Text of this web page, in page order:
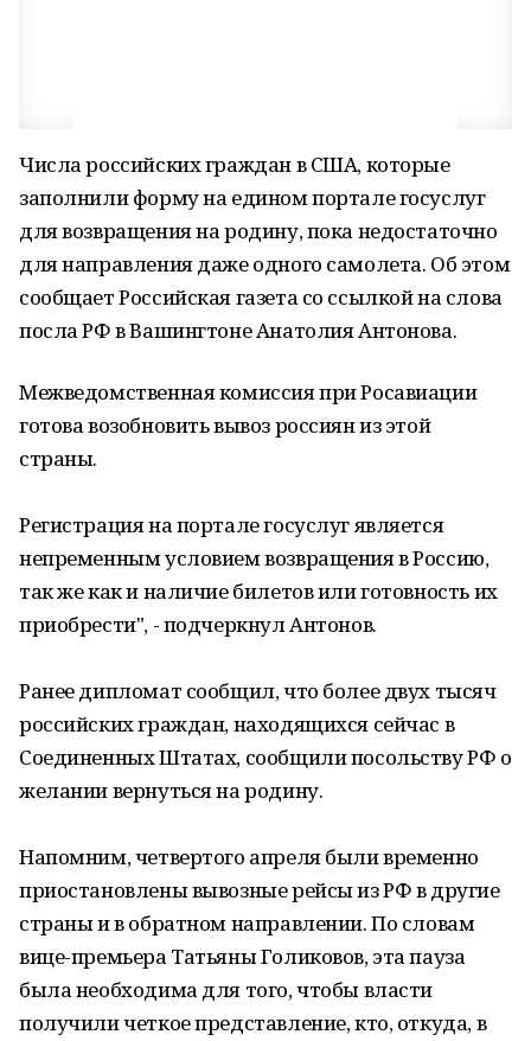
Числа российских граждан в США, которые
заполнили форму на едином портале госуслуг
для возвращения на родину, пока недостаточно
для направления даже одного самолета. Об этом
сообщает Российская газета со ссылкой на слова
посла РФ в Вашингтоне Анатолия Антонова.
Межведомственная комиссия при Росавиации
готова возобновить вывоз россиян из этой
страны.
Регистрация на портале госуслуг является
непременным условием возвращения в Россию,
так же как и наличие билетов или готовность их
приобрести", - подчеркнул Антонов.
Ранее дипломат сообщил, что более двух тысяч
российских граждан, находящихся сейчас в
Соединенных Штатах, сообщили посольству РФ о
желании вернуться на родину.
Напомним, четвертого апреля были временно
приостановлены вывозные рейсы из РФ в другие
страны и в обратном направлении. По словам
вице-премьера Татьяны Голиковов, эта пауза
была необходима для того, чтобы власти
получили четкое представление, кто, откуда, в